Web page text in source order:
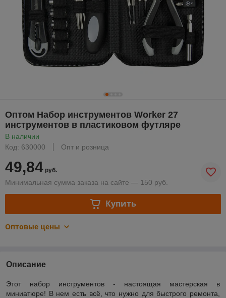
Оптом Набор инструментов Worker 27
инструментов в пластиковом футляре
В наличии
Код: 630000
Опт и розница
49,84 руб.
Минимальная сумма заказа на сайте — 150 руб.
Купить
Оптовые цены
Описание
Этот набор инструментов - настоящая мастерская в
миниатюре! В нем есть всё, что нужно для быстрого ремонта,